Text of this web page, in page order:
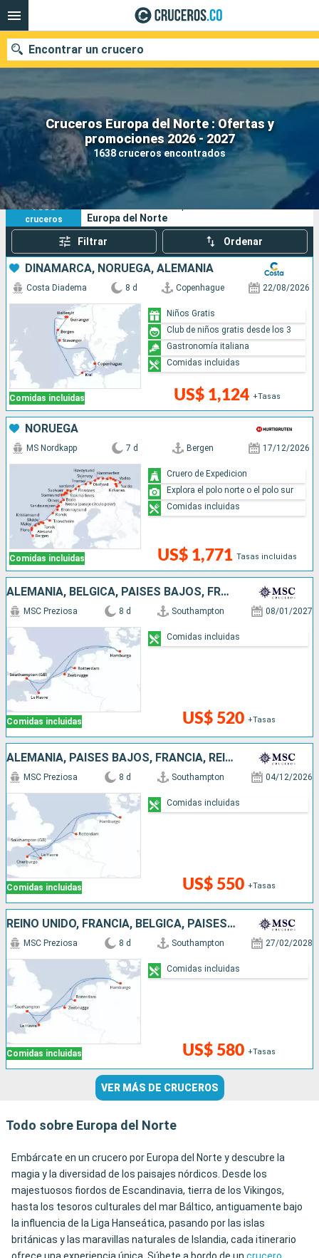
Cruceros Europa del Norte : Ofertas y
promociones 2026 - 2027
1638 cruceros encontrados
Encontrar un crucero
Fecha de salida
Buscar
1638
cruceros
Sus criterios de búsqueda:
Europa del Norte
Filtrar Ordenar
DINAMARCA, NORUEGA, ALEMANIA
Comidas incluidas
Costa Diadema 8 d Copenhague 22/08/2026
US$ 1,124 +Tasas
Niños Gratis
Club de niños gratis desde los 3
Gastronomía italiana
Comidas incluidas
NORUEGA
Comidas incluidas
MS Nordkapp 7 d Bergen 17/12/2026
US$ 1,771 Tasas incluidas
Cruero de Expedicion
Explora el polo norte o el polo sur
Comidas incluidas
ALEMANIA, BÉLGICA, PAISES BAJOS, FRANCIA, REINO UNIDO
Comidas incluidas
MSC Preziosa 8 d Southampton 08/01/2027
US$ 520 +Tasas
Comidas incluidas
ALEMANIA, PAISES BAJOS, FRANCIA, REINO UNIDO
Comidas incluidas
MSC Preziosa 8 d Southampton 04/12/2026
US$ 550 +Tasas
Comidas incluidas
REINO UNIDO, FRANCIA, BÉLGICA, PAISES BAJOS, ALEMANIA
Comidas incluidas
MSC Preziosa 8 d Southampton 27/02/2028
US$ 580 +Tasas
Comidas incluidas
VER MÁS DE CRUCEROS
Todo sobre Europa del Norte
Embárcate en un crucero por Europa del Norte y descubre la
magia y la diversidad de los paisajes nórdicos. Desde los
majestuosos fiordos de Escandinavia, tierra de los Vikingos,
hasta los tesoros culturales del mar Báltico, antiguamente bajo
la influencia de la Liga Hanseática, pasando por las islas
británicas y las maravillas naturales de Islandia, cada itinerario